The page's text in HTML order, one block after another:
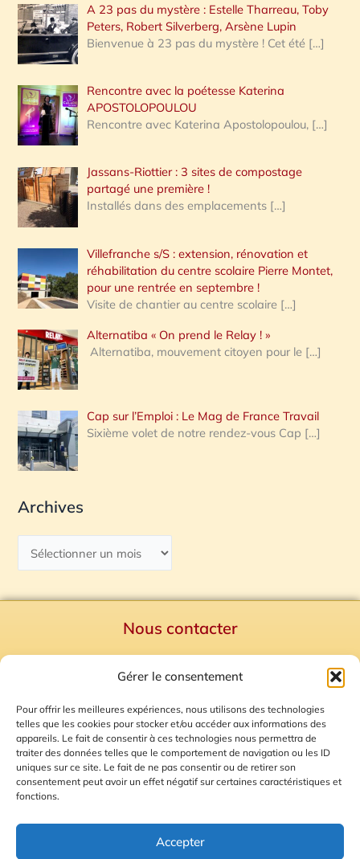
Gérer le consentement
Pour offrir les meilleures expériences, nous utilisons des technologies
telles que les cookies pour stocker et/ou accéder aux informations des
appareils. Le fait de consentir à ces technologies nous permettra de
traiter des données telles que le comportement de navigation ou les ID
uniques sur ce site. Le fait de ne pas consentir ou de retirer son
consentement peut avoir un effet négatif sur certaines caractéristiques et
fonctions.
Accepter
A 23 pas du mystère : Estelle Tharreau, Toby
Peters, Robert Silverberg, Arsène Lupin
Bienvenue à 23 pas du mystère ! Cet été […]
Rencontre avec la poétesse Katerina
APOSTOLOPOULOU
Rencontre avec Katerina Apostolopoulou, […]
Jassans-Riottier : 3 sites de compostage
partagé une première !
Installés dans des emplacements […]
Villefranche s/S : extension, rénovation et
réhabilitation du centre scolaire Pierre Montet,
pour une rentrée en septembre !
Visite de chantier au centre scolaire […]
Alternatiba « On prend le Relay ! »
Alternatiba, mouvement citoyen pour le […]
Cap sur l’Emploi : Le Mag de France Travail
Sixième volet de notre rendez-vous Cap […]
Archives
Nous contacter
Mentions Légales
Plan du site
Gestion des Cookies